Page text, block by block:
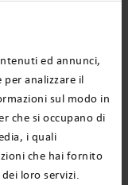
ed annunci,
analizzare il
sul modo in
che si occupano di
i quali
che hai fornito
loro servizi.
luci
e piccini
è
in
luminose
Migliaia di